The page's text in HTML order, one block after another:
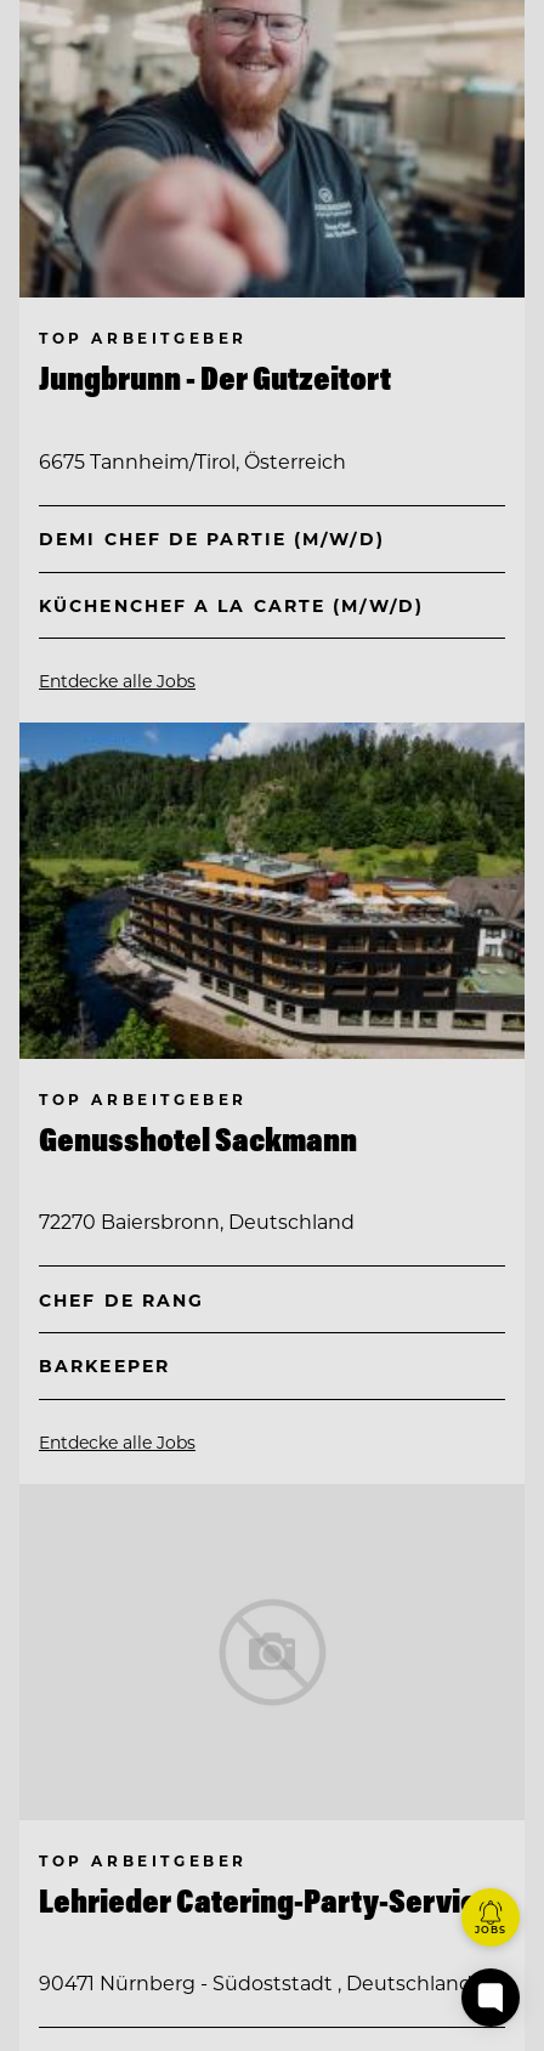
TOP ARBEITGEBER
Jungbrunn - Der Gutzeitort
6675 Tannheim/Tirol, Österreich
DEMI CHEF DE PARTIE (M/W/D)
KÜCHENCHEF A LA CARTE (M/W/D)
Entdecke alle Jobs
TOP ARBEITGEBER
Genusshotel Sackmann
72270 Baiersbronn, Deutschland
CHEF DE RANG
BARKEEPER
Entdecke alle Jobs
TOP ARBEITGEBER
Lehrieder Catering-Party-Service
90471 Nürnberg - Südoststadt , Deutschland
JOBS